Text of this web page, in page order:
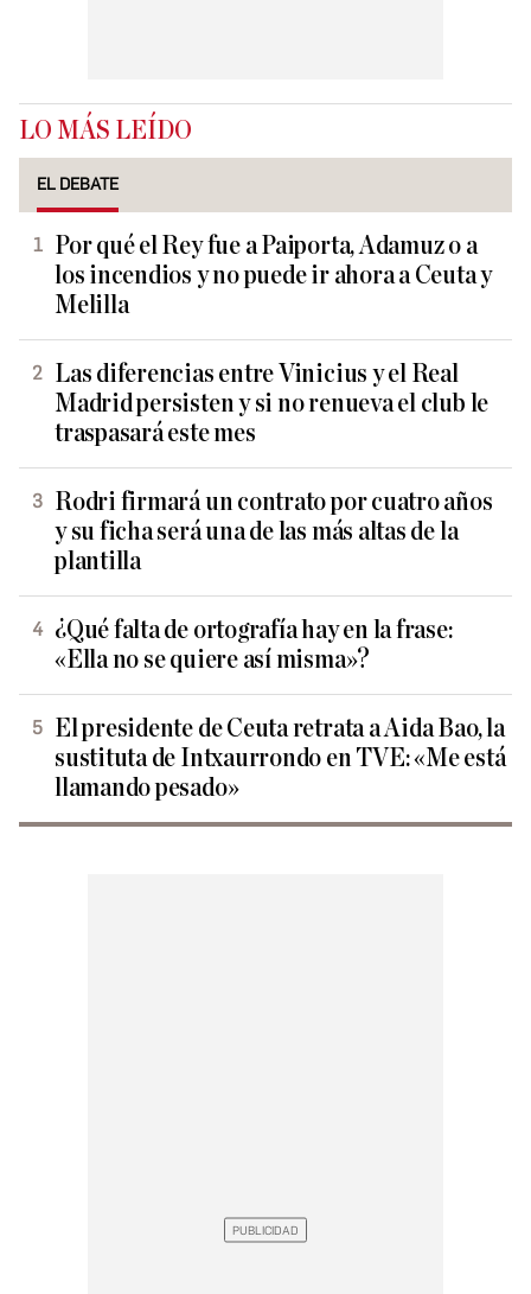
LO MÁS LEÍDO
EL DEBATE
Por qué el Rey fue a Paiporta, Adamuz o a
los incendios y no puede ir ahora a Ceuta y
Melilla
Las diferencias entre Vinicius y el Real
Madrid persisten y si no renueva el club le
traspasará este mes
Rodri firmará un contrato por cuatro años
y su ficha será una de las más altas de la
plantilla
¿Qué falta de ortografía hay en la frase:
«Ella no se quiere así misma»?
El presidente de Ceuta retrata a Aida Bao, la
sustituta de Intxaurrondo en TVE: «Me está
llamando pesado»